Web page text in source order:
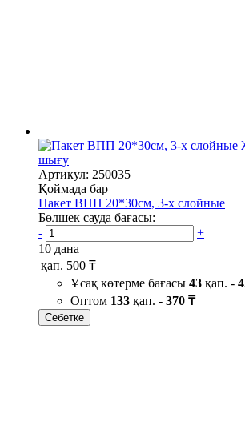
шығу
Артикул: 250035
Қоймада бар
Пакет ВПП 20*30см, 3-х слойные
Бөлшек сауда бағасы:
-
+
10 дана
қап. 500 ₸
Ұсақ көтерме бағасы 43 қап. -
Оптом 133 қап. - 370 ₸
Себетке